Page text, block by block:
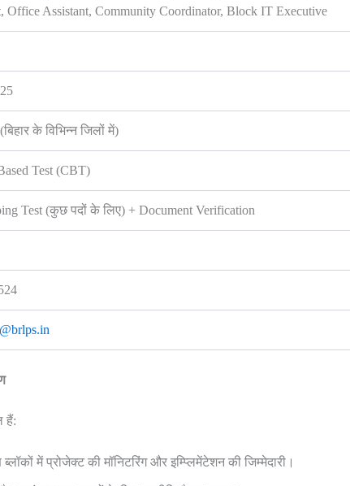
Office Assistant, Community Coordinator, Block IT Executive
के विभिन्न जिलों में)
Test (CBT)
Test (कुछ पदों के लिए) + Document Verification
हैं:
ब्लॉकों में प्रोजेक्ट की मॉनिटरिंग और इम्प्लिमेंटेशन की जिम्मेदारी।